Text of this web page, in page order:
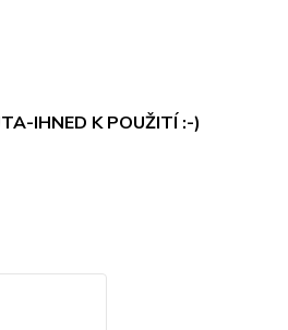
IHNED K POUŽITÍ :-)